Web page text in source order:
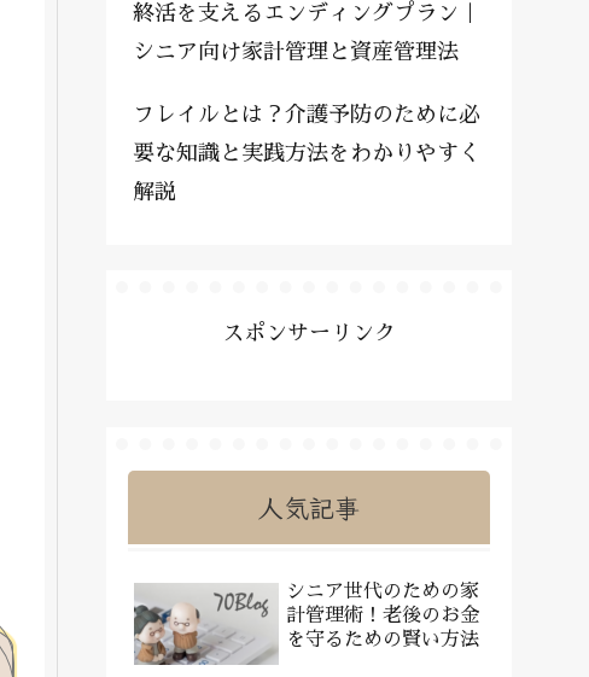
終活を支えるエンディングプラン｜
シニア向け家計管理と資産管理法
フレイルとは？介護予防のために必
要な知識と実践方法をわかりやすく
解説
スポンサーリンク
人気記事
シニア世代のための家
計管理術！老後のお金
を守るための賢い方法